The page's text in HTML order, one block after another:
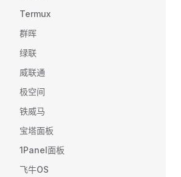
Termux
群晖
绿联
威联通
极空间
铁威马
宝塔面板
1Panel面板
飞牛OS